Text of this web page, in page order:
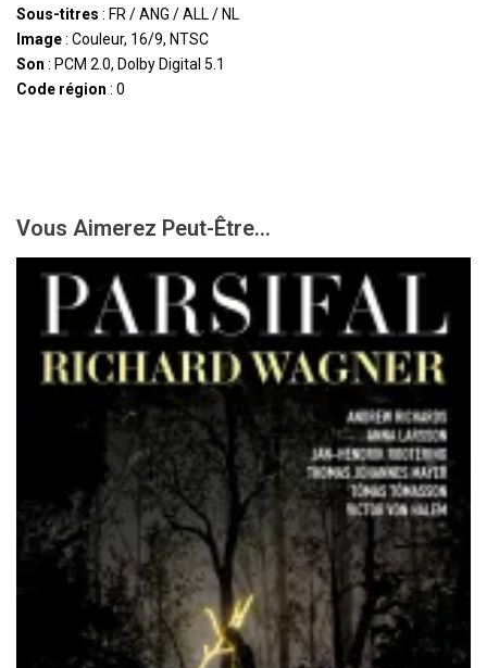
Sous-titres : FR / ANG / ALL / NL
Image: Couleur, 16/9, NTSC
Son : PCM 2.0, Dolby Digital 5.1
Code région : 0
Vous Aimerez Peut-Être...